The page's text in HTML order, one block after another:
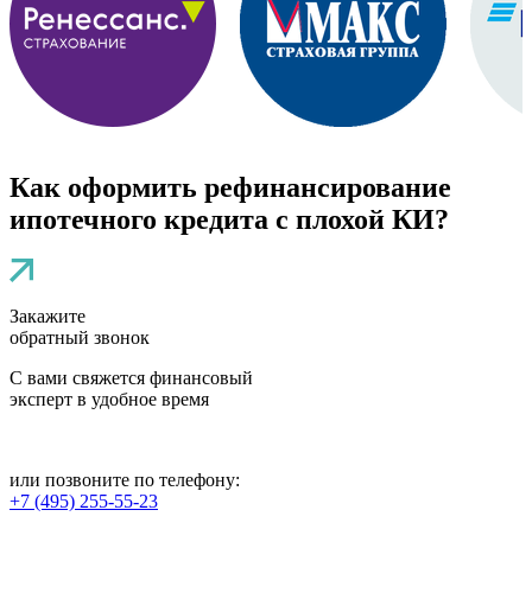
Как оформить рефинансирование
ипотечного кредита с плохой КИ?
Закажите
обратный звонок
С вами свяжется финансовый
эксперт в удобное время
или позвоните по телефону:
+7 (495) 255-55-23